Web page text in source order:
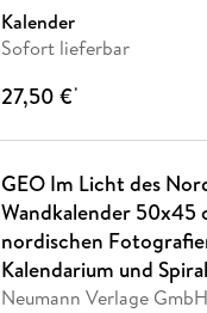
Kalender
Sofort lieferbar
27,50 €*
GEO Im Licht des
Wandkalender 50x45
nordischen
Kalendarium und
Neumann Verlage